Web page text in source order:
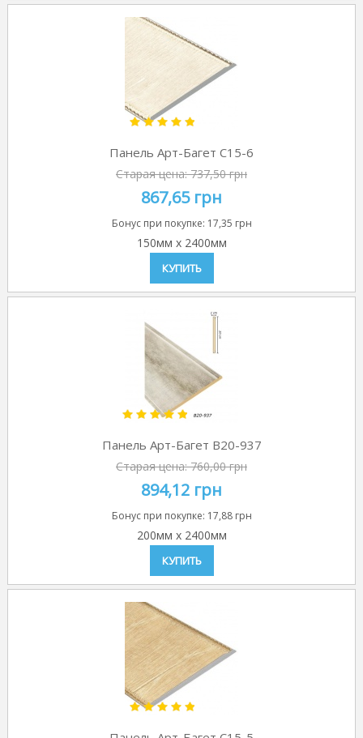
Панель Арт-Багет C15-6
Старая цена:737,50 грн
867,65 грн
Бонус при покупке: 17,35 грн
150мм x 2400мм
КУПИТЬ
Панель Арт-Багет B20-937
Старая цена:760,00 грн
894,12 грн
Бонус при покупке: 17,88 грн
200мм x 2400мм
КУПИТЬ